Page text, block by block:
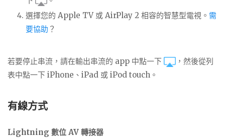
選擇您的 Apple TV 或 AirPlay 2 相容的智慧型電視。 需
要協助 ？
若要停止串流，請在輸出串流的 app 中點一下
，然後從列
表中點一下 iPhone、iPad 或 iPod touch。
有線方式
Lightning 數位 AV 轉接器